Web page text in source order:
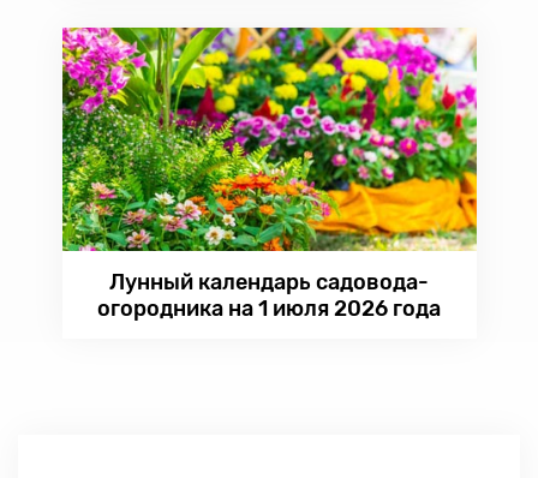
Лунный календарь садовода-
огородника на 1 июля 2026 года